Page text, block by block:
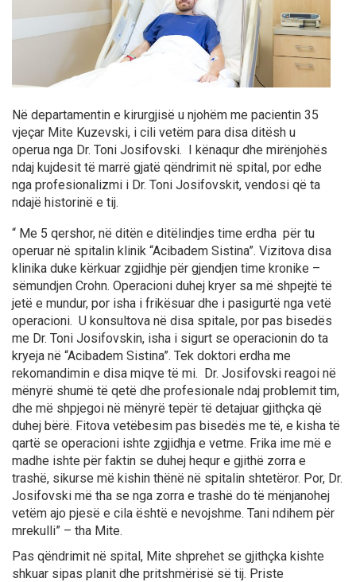
Në departamentin e kirurgjisë u njohëm me pacientin 35
vjeçar Mite Kuzevski, i cili vetëm para disa ditësh u
operua nga Dr. Toni Josifovski. I kënaqur dhe mirënjohës
ndaj kujdesit të marrë gjatë qëndrimit në spital, por edhe
nga profesionalizmi i Dr. Toni Josifovskit, vendosi që ta
ndajë historinë e tij.
“ Me 5 qershor, në ditën e ditëlindjes time erdha për tu
operuar në spitalin klinik “Acibadem Sistina”. Vizitova disa
klinika duke kërkuar zgjidhje për gjendjen time kronike –
sëmundjen Crohn. Operacioni duhej kryer sa më shpejtë të
jetë e mundur, por isha i frikësuar dhe i pasigurtë nga vetë
operacioni. U konsultova në disa spitale, por pas bisedës
me Dr. Toni Josifovskin, isha i sigurt se operacionin do ta
kryeja në “Acibadem Sistina”. Tek doktori erdha me
rekomandimin e disa miqve të mi. Dr. Josifovski reagoi në
mënyrë shumë të qetë dhe profesionale ndaj problemit tim,
dhe më shpjegoi në mënyrë tepër të detajuar gjithçka që
duhej bërë. Fitova vetëbesim pas bisedës me të, e kisha të
qartë se operacioni ishte zgjidhja e vetme. Frika ime më e
madhe ishte për faktin se duhej hequr e gjithë zorra e
trashë, sikurse më kishin thënë në spitalin shtetëror. Por, Dr.
Josifovski më tha se nga zorra e trashë do të mënjanohej
vetëm ajo pjesë e cila është e nevojshme. Tani ndihem për
mrekulli” – tha Mite.
Pas qëndrimit në spital, Mite shprehet se gjithçka kishte
shkuar sipas planit dhe pritshmërisë së tij. Priste